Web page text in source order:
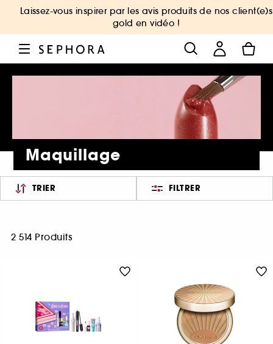
Laissez-vous inspirer par les avis produits de nos client(e)s
gold en vidéo !
Maquillage
TRIER FILTRER
2 514 Produits